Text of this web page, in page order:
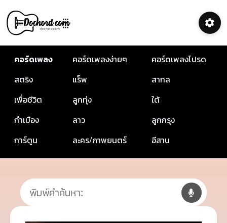
คอร์ดเพลง คอร์ดเพลงง่ายๆ
คอร์ดเพลงโปรด
สตริง
แร็พ
สากล
เพื่อชีวิต
ลูกทุ่ง
ใต้
กำเมือง
ลาว
ลูกกรุง
การ์ตูน
ละคร/ภาพยนตร์ อีสาน